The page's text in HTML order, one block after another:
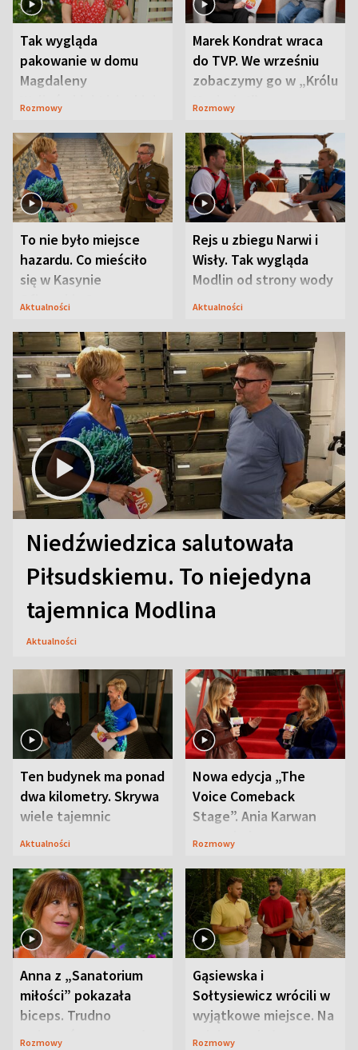
Tak wygląda
pakowanie w domu
Magdaleny
Waligórskiej-Lisieckiej.
Rozmowy
Marek Kondrat wraca
do TVP. We wrześniu
zobaczymy go w „Królu
Maciusiu I”
Rozmowy
To nie było miejsce
hazardu. Co mieściło
się w Kasynie
Oficerskim?
Aktualności
Rejs u zbiegu Narwi i
Wisły. Tak wygląda
Modlin od strony wody
Aktualności
Niedźwiedzica salutowała
Piłsudskiemu. To niejedyna
tajemnica Modlina
Aktualności
Ten budynek ma ponad
dwa kilometry. Skrywa
wiele tajemnic
Aktualności
Nowa edycja „The
Voice Comeback
Stage”. Ania Karwan
zapowiada
Rozmowy
Anna z „Sanatorium
miłości” pokazała
biceps. Trudno
uwierzyć, co przeszła
Rozmowy
Gąsiewska i
Sołtysiewicz wrócili w
wyjątkowe miejsce. Na
szlaku czekał
Rozmowy